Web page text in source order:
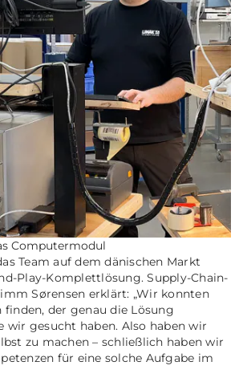
Computermodul
Team auf dem dänischen Markt
Play-Komplettlösung. Supply-Chain-
Sørensen erklärt: „Wir konnten
finden, der genau die Lösung
wir gesucht haben. Also haben wir
zu machen – schließlich haben wir
für eine solche Aufgabe im